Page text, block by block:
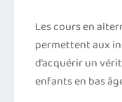
Les cours en
permettent aux
d’acquérir un
enfants en bas